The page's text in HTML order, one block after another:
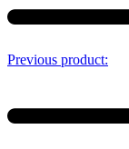
Previous product: